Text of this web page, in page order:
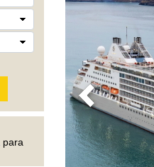
para
Previous